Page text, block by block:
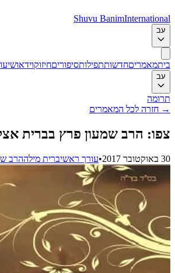
Shuvu BanimInternational
עב
ביתמאמריםחדשותתפילותסיפוריםחיזוקוידאו
עב
תרומה
→ חזרה לכל המאמרים
צפו: הרב שמעון פרץ בברית
30 באוקטובר 2017 •עורך ראשיברית מילההרב